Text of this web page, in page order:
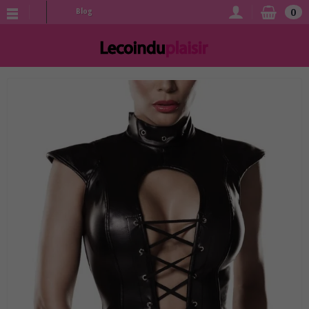
Blog 0